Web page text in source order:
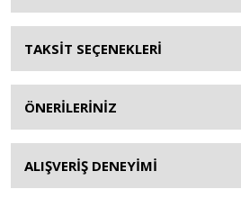
TAKSİT SEÇENEKLERİ
ÖNERİLERİNİZ
ALIŞVERİŞ DENEYİMİ